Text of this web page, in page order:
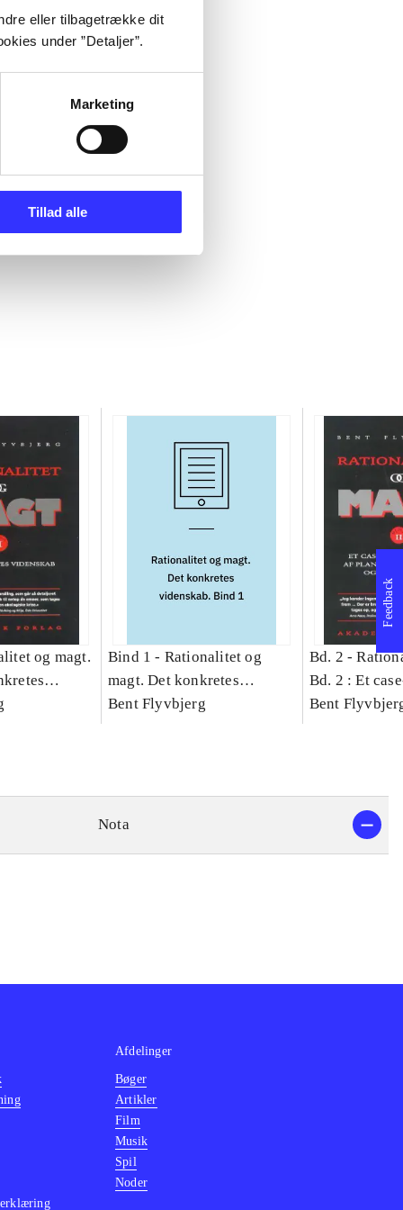
eller tilbagetrække dit
under ”Detaljer”.
Marketing
Tillad alle
og magt.
Bind 1 - Rationalitet og
magt. Det konkretes
videnskab. Bind 1
Bent Flyvbjerg
Bd. 2 -
Bd. 2 : Et
studie af
Bent
Nota
Feedback
Afdelinger
Bøger
Artikler
Film
Musik
Spil
Noder